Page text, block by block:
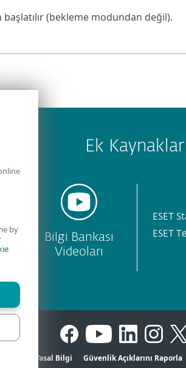
(bekleme modundan değil).
Ek
Bilgi Bankası
Videoları
ESET
ESET
Yasal Bilgi Güvenlik Açıklarını Raporla
by